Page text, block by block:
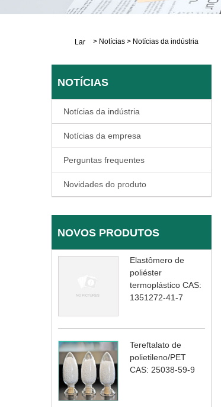
Lar > Notícias > Notícias da indústria
NOTÍCIAS
Notícias da indústria
Notícias da empresa
Perguntas frequentes
Novidades do produto
NOVOS PRODUTOS
Elastômero de
poliéster
termoplástico CAS:
1351272-41-7
Tereftalato de
polietileno/PET
CAS: 25038-59-9